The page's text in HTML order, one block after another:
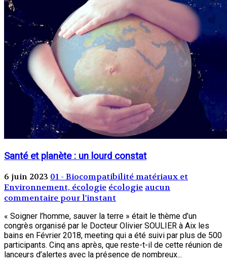
Santé et planète : un lourd constat
6 juin 2023 01 - Biocompatibilité matériaux et
Environnement, écologie écologie aucun
commentaire pour l'instant
« Soigner l’homme, sauver la terre » était le thème d’un
congrès organisé par le Docteur Olivier SOULIER à Aix les
bains en Février 2018, meeting qui a été suivi par plus de 500
participants. Cinq ans après, que reste-t-il de cette réunion de
lanceurs d’alertes avec la présence de nombreux...